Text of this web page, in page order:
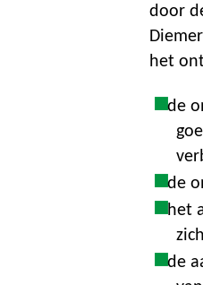
door
het
de
de
het
de